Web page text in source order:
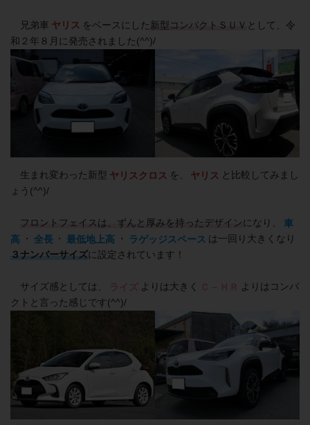
兄弟車 ヤリス をベースにした新型コンパクトＳＵＶ として、令
和２年８月に発売されました(^^)/
生まれ変わった新型 ヤリスクロス を、 ヤリス と比較してみまし
ょう(^^)/
フロントフェイスは、ずんと厚みを持ったデザインになり、
車
高 ・ 全長 ・ 最低地上高 ・ ラゲッジスペース は一回り大きくなり
３ナンバーサイズに設定されています！
サイズ感としては、 よりは大きく
よりはコンパ
クトと言った感じです(^^)/